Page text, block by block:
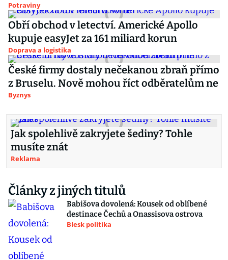
Potraviny
Obří obchod v letectví. Americké Apollo
kupuje easyJet za 161 miliard korun
Doprava a logistika
České firmy dostaly nečekanou zbraň přímo
z Bruselu. Nově mohou říct odběratelům ne
Byznys
Jak spolehlivě zakryjete šediny? Tohle
musíte znát
Reklama
Články z jiných titulů
Babišova dovolená: Kousek od oblíbené
destinace Čechů a Onassisova ostrova
Blesk politika